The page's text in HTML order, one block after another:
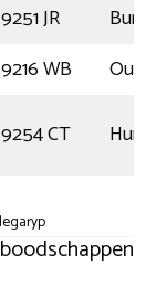
9251 JR
9216 WB
9254 CT